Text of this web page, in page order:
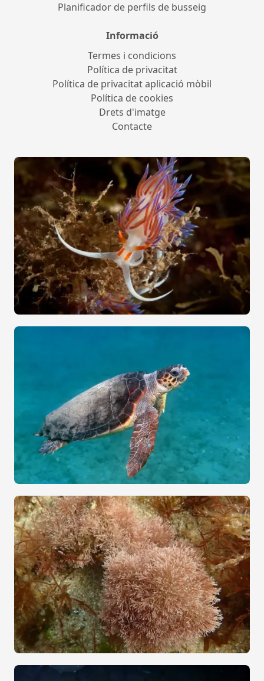
Planificador de perfils de busseig
Informació
Termes i condicions
Política de privacitat
Política de privacitat aplicació mòbil
Política de cookies
Drets d'imatge
Contacte